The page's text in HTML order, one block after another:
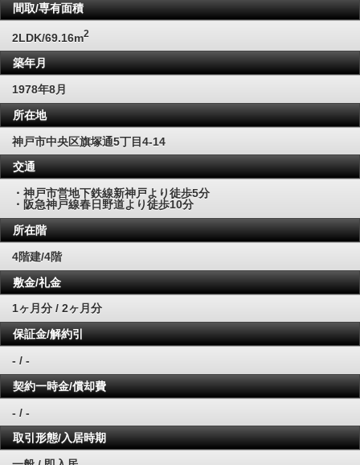
間取/専有面積
2LDK/69.16m2
築年月
1978年8月
所在地
神戸市中央区旗塚通5丁目4-14
交通
・神戸市営地下鉄線新神戸より徒歩5分
・阪急神戸線春日野道より徒歩10分
所在階
4階建/4階
敷金/礼金
1ヶ月分 / 2ヶ月分
保証金/解約引
- / -
契約一時金/償却費
- / -
取引形態/入居時期